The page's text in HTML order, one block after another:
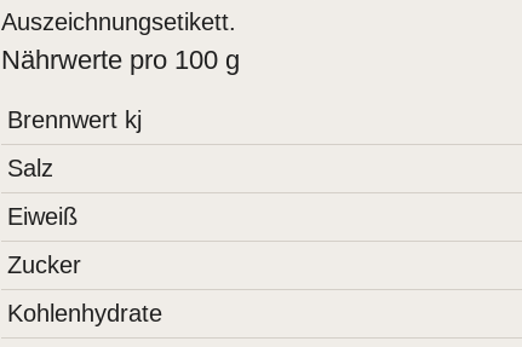
Auszeichnungsetikett.
Nährwerte pro 100 g
Brennwert kj
Salz
Eiweiß
Zucker
Kohlenhydrate